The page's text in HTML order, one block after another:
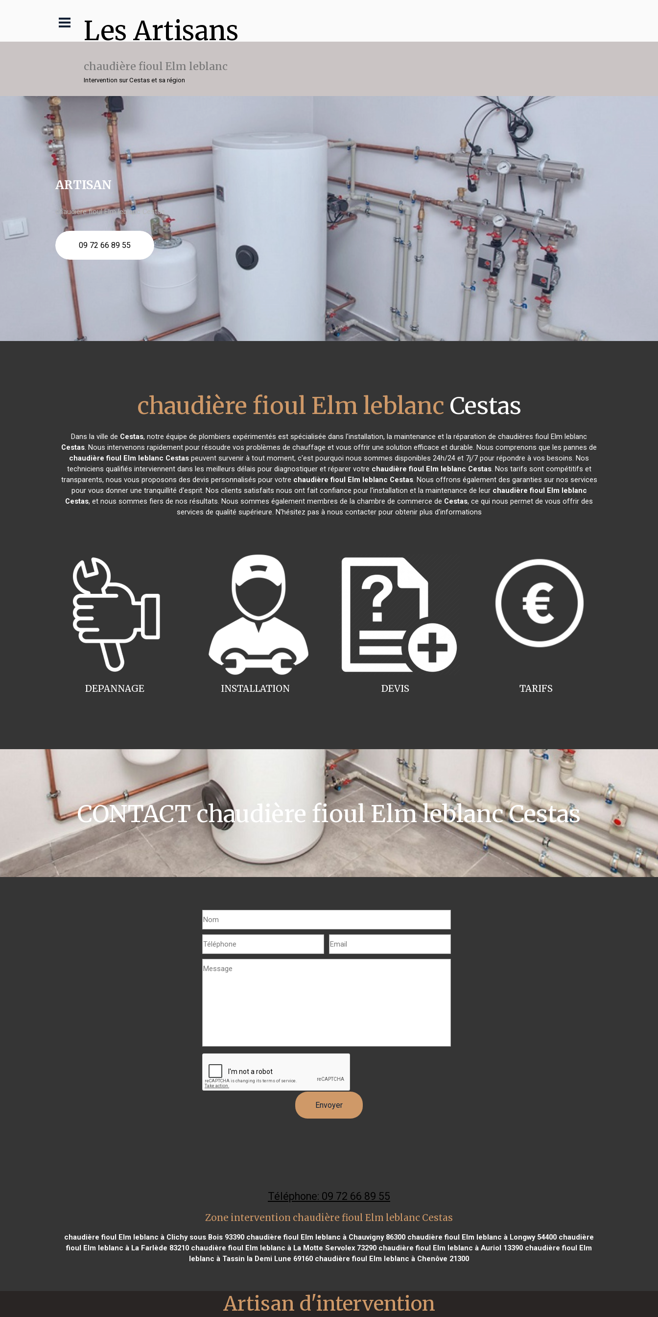
Les Artisans
chaudière fioul Elm leblanc
Intervention sur Cestas et sa région
ARTISAN
chaudière fioul Elm leblanc Cestas
09 72 66 89 55
chaudière fioul Elm leblanc Cestas
Dans la ville de Cestas, notre équipe de plombiers expérimentés est spécialisée dans l'installation, la maintenance et la réparation de chaudières fioul Elm leblanc
Cestas. Nous intervenons rapidement pour résoudre vos problèmes de chauffage et vous offrir une solution efficace et durable. Nous comprenons que les pannes de
chaudière fioul Elm leblanc Cestas peuvent survenir à tout moment, c'est pourquoi nous sommes disponibles 24h/24 et 7j/7 pour répondre à vos besoins. Nos
techniciens qualifiés interviennent dans les meilleurs délais pour diagnostiquer et réparer votre chaudière fioul Elm leblanc Cestas. Nos tarifs sont compétitifs et
transparents, nous vous proposons des devis personnalisés pour votre chaudière fioul Elm leblanc Cestas. Nous offrons également des garanties sur nos services
pour vous donner une tranquillité d'esprit. Nos clients satisfaits nous ont fait confiance pour l'installation et la maintenance de leur chaudière fioul Elm leblanc
Cestas, et nous sommes fiers de nos résultats. Nous sommes également membres de la chambre de commerce de Cestas, ce qui nous permet de vous offrir des
services de qualité supérieure. N'hésitez pas à nous contacter pour obtenir plus d'informations
INSTALLATION
DEPANNAGE TARIFS
DEVIS
CONTACT chaudière fioul Elm leblanc Cestas
Téléphone: 09 72 66 89 55
Zone intervention chaudière fioul Elm leblanc Cestas
chaudière fioul Elm leblanc à Clichy sous Bois 93390 chaudière fioul Elm leblanc à Chauvigny 86300 chaudière fioul Elm leblanc à Longwy 54400 chaudière
fioul Elm leblanc à La Farlède 83210 chaudière fioul Elm leblanc à La Motte Servolex 73290 chaudière fioul Elm leblanc à Auriol 13390 chaudière fioul Elm
leblanc à Tassin la Demi Lune 69160 chaudière fioul Elm leblanc à Chenôve 21300
Artisan d'intervention